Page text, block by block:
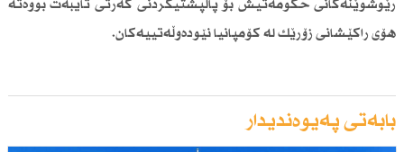
رێوشوێنەكانی حكومەتیش بۆ پاڵپشتیكردنی كەرتی تایبەت بووەتە
هۆی راكێشانی زۆرێك لە كۆمپانیا نێودەوڵەتییەكان.
بابەتی پەیوەندیدار